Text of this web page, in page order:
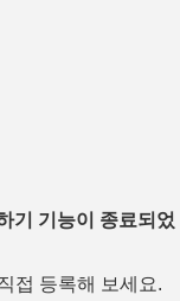
기 기능이 종료되었
접 등록해 보세요.